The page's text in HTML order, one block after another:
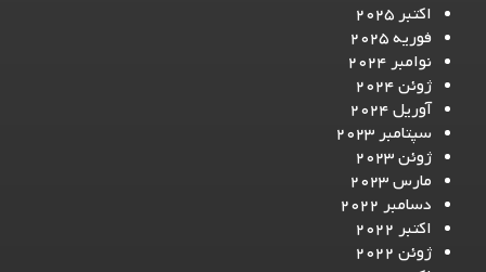
اکتبر 2025
فوریه 2025
نوامبر 2024
ژوئن 2024
آوریل 2024
سپتامبر 2023
ژوئن 2023
مارس 2023
دسامبر 2022
اکتبر 2022
ژوئن 2022